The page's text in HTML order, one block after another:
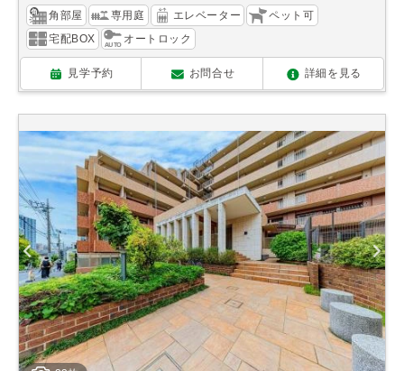
角部屋 専用庭 エレベーター
ペット可
宅配BOX
オートロック
見学予約 お問合せ 詳細を見る